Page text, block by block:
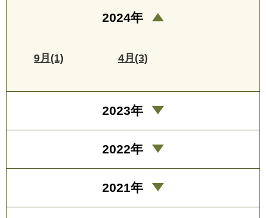
2024年
9月(1) 4月(3)
2023年
2022年
2021年